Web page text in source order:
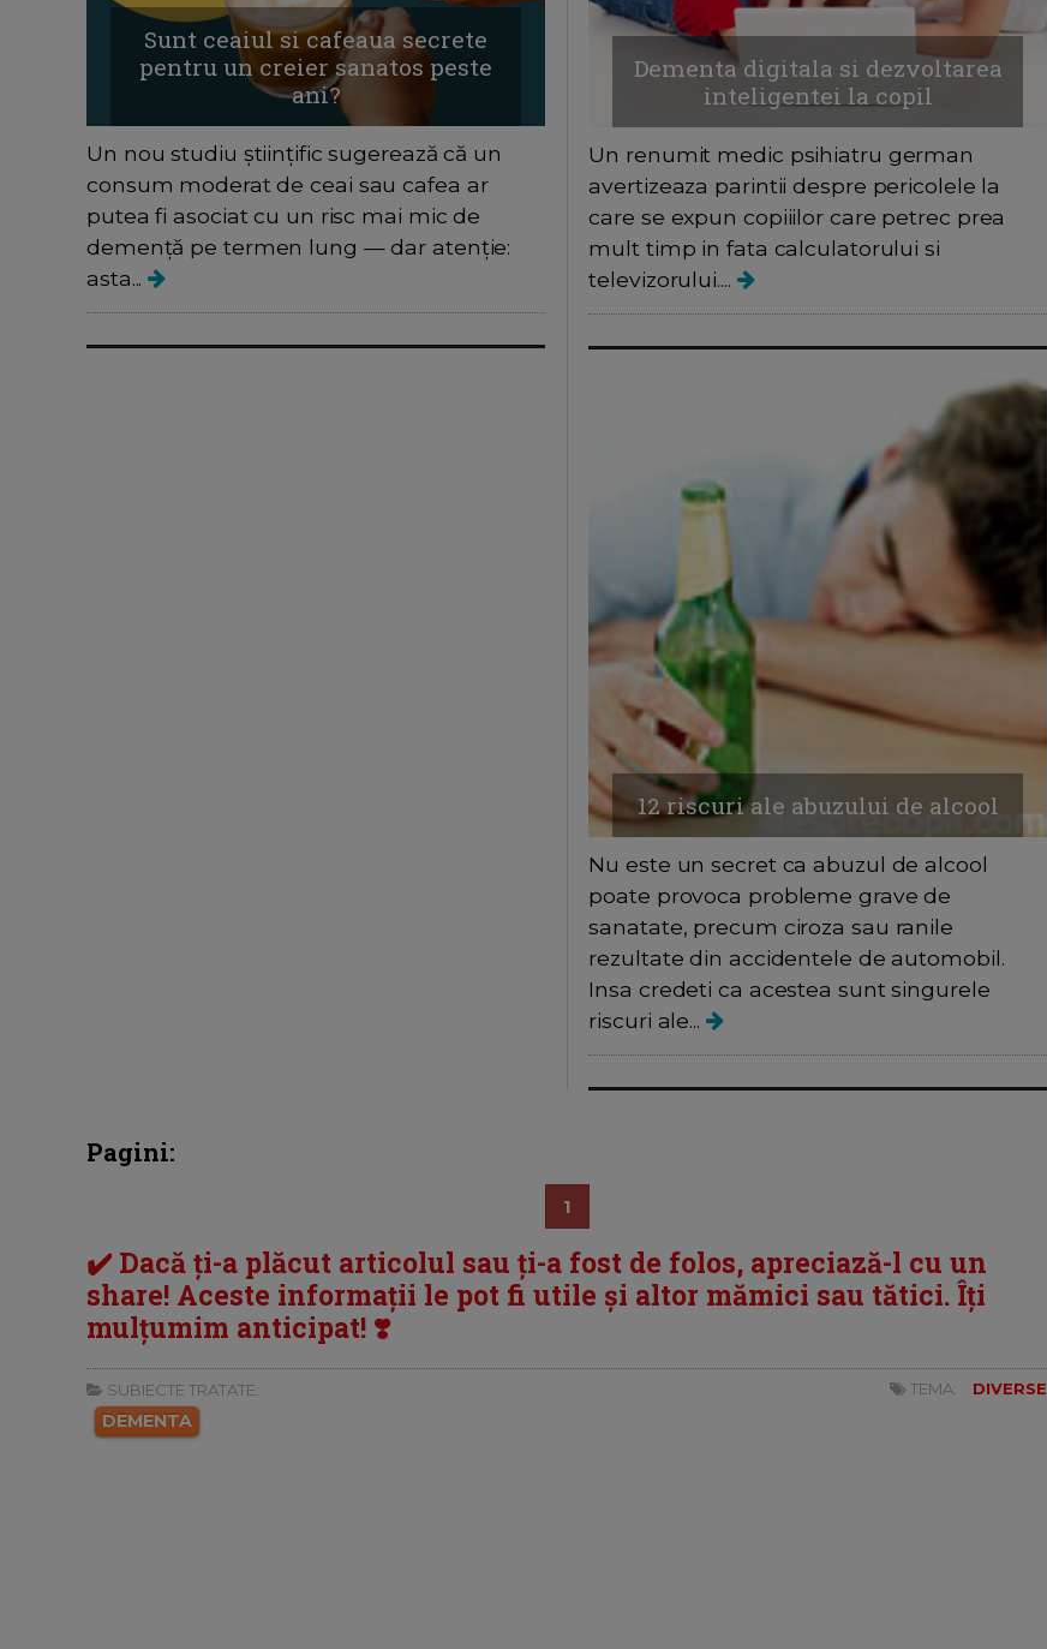
Sunt ceaiul si cafeaua secrete
pentru un creier sanatos peste
ani?
Un nou studiu științific sugerează că un
consum moderat de ceai sau cafea ar
putea fi asociat cu un risc mai mic de
demență pe termen lung — dar atenție:
asta...
Dementa digitala si dezvoltarea
inteligentei la copil
Un renumit medic psihiatru german
avertizeaza parintii despre pericolele la
care se expun copiiilor care petrec prea
mult timp in fata calculatorului si
televizorului....
12 riscuri ale abuzului de alcool
Nu este un secret ca abuzul de alcool
poate provoca probleme grave de
sanatate, precum ciroza sau ranile
rezultate din accidentele de automobil.
Insa credeti ca acestea sunt singurele
riscuri ale...
Pagini:
1
✔️ Dacă ți-a plăcut articolul sau ți-a fost de folos, apreciază-l cu un
share! Aceste informații le pot fi utile și altor mămici sau tătici. Îți
mulțumim anticipat! ❣️
SUBIECTE TRATATE:
DEMENTA
TEMA: DIVERSE